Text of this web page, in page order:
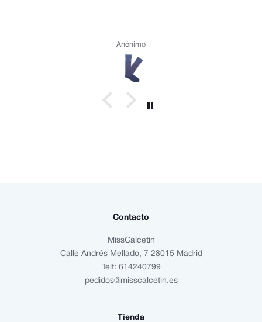
Anónimo
Contacto
MissCalcetin
Calle Andrés Mellado, 7 28015 Madrid
Telf: 614240799
pedidos@misscalcetin.es
Tienda